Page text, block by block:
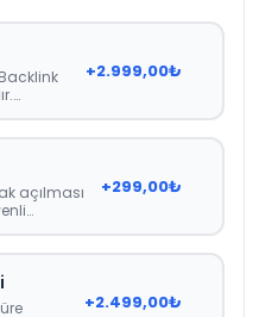
+2.999,00₺
açılması
+299,00₺
+2.499,00₺